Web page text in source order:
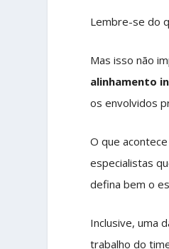
Lembre-se do
Mas isso não
alinhamento
os envolvidos
O que
especialistas
defina bem o
Inclusive, uma
trabalho do